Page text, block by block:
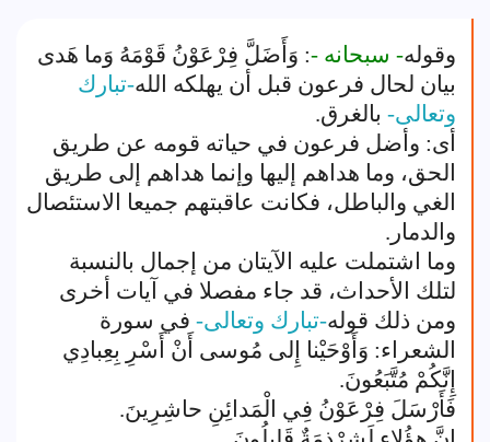
وقوله- سبحانه -: وَأَضَلَّ فِرْعَوْنُ قَوْمَهُ وَما هَدى
بيان لحال فرعون قبل أن يهلكه الله-تبارك
وتعالى- بالغرق.
أى: وأضل فرعون في حياته قومه عن طريق
الحق، وما هداهم إليها وإنما هداهم إلى طريق
الغي والباطل، فكانت عاقبتهم جميعا الاستئصال
والدمار.
وما اشتملت عليه الآيتان من إجمال بالنسبة
لتلك الأحداث، قد جاء مفصلا في آيات أخرى
ومن ذلك قوله-تبارك وتعالى- في سورة
الشعراء: وَأَوْحَيْنا إِلى مُوسى أَنْ أَسْرِ بِعِبادِي
إِنَّكُمْ مُتَّبَعُونَ.
فَأَرْسَلَ فِرْعَوْنُ فِي الْمَدائِنِ حاشِرِينَ.